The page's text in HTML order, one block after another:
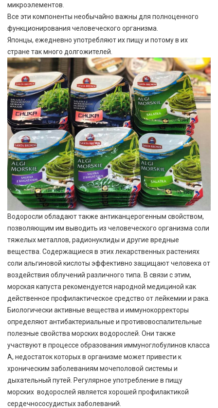
микроэлементов.
Все эти компоненты необычайно важны для полноценного
функционирования человеческого организма.
Японцы, ежедневно употребляют их пищу и потому в их
стране так много долгожителей.
Водоросли обладают также антиканцерогенным свойством,
позволяющим им выводить из человеческого организма соли
тяжелых металлов, радионуклиды и другие вредные
вещества. Содержащиеся в этих лекарственных растениях
соли альгиновой кислоты эффективно защищают человека от
воздействия облучений различного типа. В связи с этим,
морская капуста рекомендуется народной медициной как
действенное профилактическое средство от лейкемии и рака.
Биологически активные вещества и иммунокорректоры
определяют антибактериальные и противовоспалительные
полезные свойства морских водорослей. Они также
участвуют в процессе образования иммуноглобулинов класса
A, недостаток которых в организме может привести к
хроническим заболеваниям мочеполовой системы и
дыхательный путей. Регулярное употребление в пищу
морских водорослей является хорошей профилактикой
сердечнососудистых заболеваний.